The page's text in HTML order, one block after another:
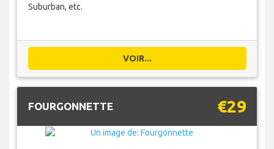
Suburban, etc.
VOIR...
FOURGONNETTE €29